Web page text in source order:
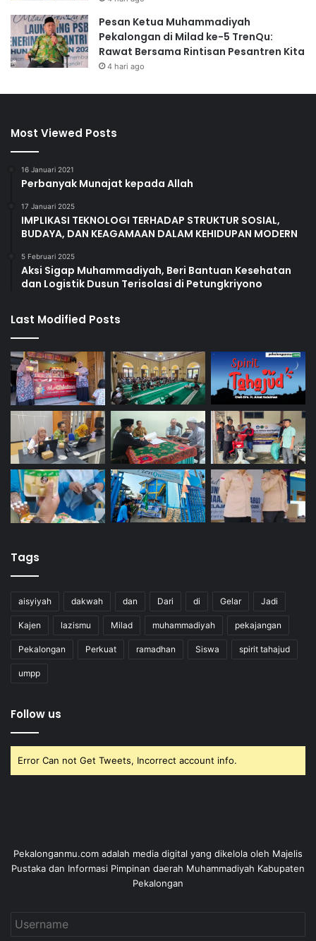
Pesan Ketua Muhammadiyah
Pekalongan di Milad ke-5 TrenQu:
Rawat Bersama Rintisan Pesantren Kita
4 hari ago
Most Viewed Posts
16 Januari 2021
Perbanyak Munajat kepada Allah
17 Januari 2025
IMPLIKASI TEKNOLOGI TERHADAP STRUKTUR SOSIAL,
BUDAYA, DAN KEAGAMAAN DALAM KEHIDUPAN MODERN
5 Februari 2025
Aksi Sigap Muhammadiyah, Beri Bantuan Kesehatan
dan Logistik Dusun Terisolasi di Petungkriyono
Last Modified Posts
Tags
aisyiyah dakwah dan Dari di Gelar Jadi
Kajen lazismu Milad muhammadiyah pekajangan
Pekalongan Perkuat ramadhan Siswa spirit tahajud
umpp
Follow us
Error Can not Get Tweets, Incorrect account info.
Pekalonganmu.com adalah media digital yang dikelola oleh Majelis
Pustaka dan Informasi Pimpinan daerah Muhammadiyah Kabupaten
Pekalongan